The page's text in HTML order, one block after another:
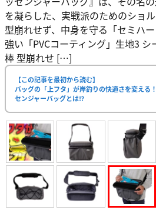
を凝らした、実戦派のためのショ
型崩れせず、中身を守る「セミハ
強い「PVCコーティング」生地3
棒 型崩れせ […]
【この記事を最初から読む】
バッグの「上フタ」が岸釣りの快適さを変える
センジャーバッグとは⁉